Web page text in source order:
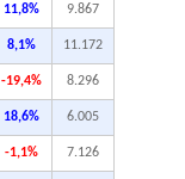
11,8% 9.867
8,1% 11.172
-19,4% 8.296
18,6% 6.005
-1,1% 7.126